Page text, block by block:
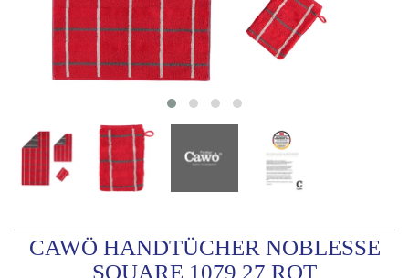
CAWÖ HANDTÜCHER NOBLESSE
SQUARE 1079 27 ROT